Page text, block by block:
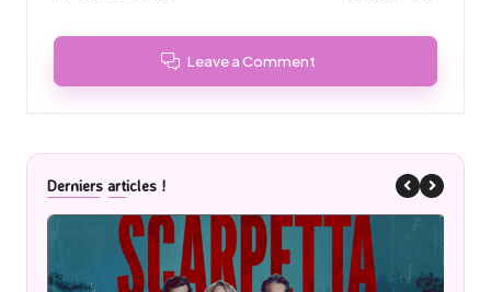
Leave a Comment
Derniers articles !